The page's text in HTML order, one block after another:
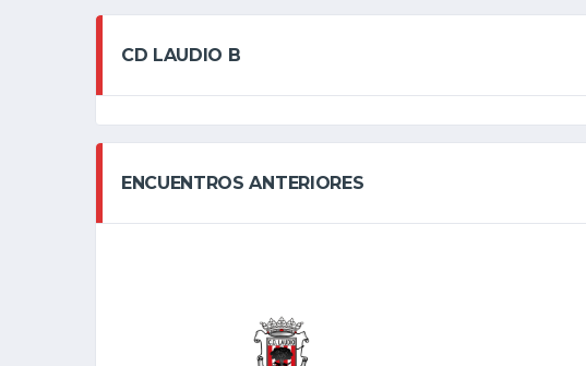
CD LAUDIO B
ENCUENTROS ANTERIORES